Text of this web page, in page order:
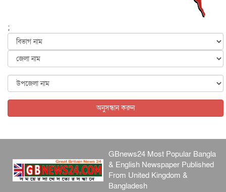
৬ আগস্ট, ২০২৬
জুলাইয়ের কৃতিত্ব নেওয়ার জন্য সবাই প্রতিযোগিতায় নেমেছে :
৬ আগস্ট, ২০২৬
৬ আগস্ট, ২০২৬
;
অনুসন্ধান করুন
GBnews24 Most Popular Bangla
& English Newspaper Published
From United Kingdom &
Bangladesh